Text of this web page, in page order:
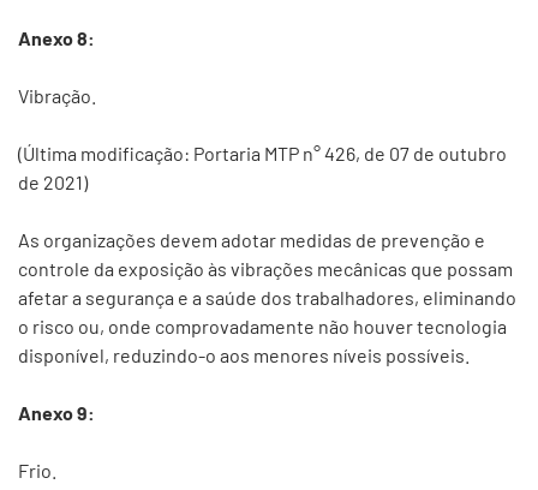
Anexo 8:
Vibração.
(Última modificação: Portaria MTP n° 426, de 07 de outubro
de 2021)
As organizações devem adotar medidas de prevenção e
controle da exposição às vibrações mecânicas que possam
afetar a segurança e a saúde dos trabalhadores, eliminando
o risco ou, onde comprovadamente não houver tecnologia
disponível, reduzindo-o aos menores níveis possíveis.
Anexo 9:
Frio.